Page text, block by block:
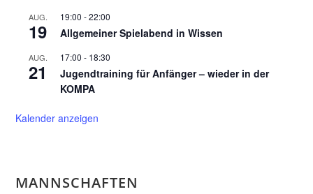
AUG.
19
19:00 -22:00
Allgemeiner Spielabend in Wissen
AUG.
21
17:00 - 18:30
Jugendtraining für Anfänger – wieder in der
KOMPA
Kalender anzeigen
MANNSCHAFTEN